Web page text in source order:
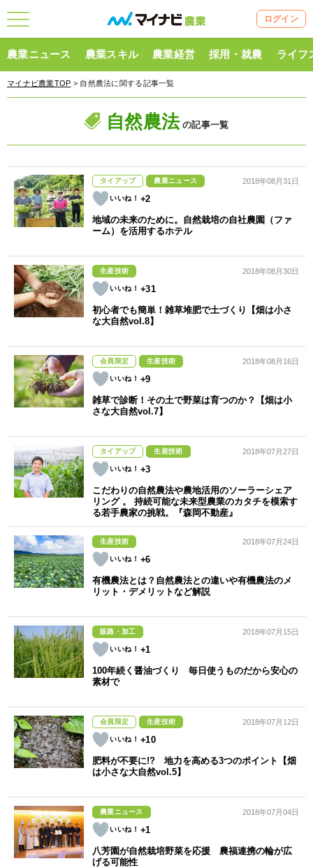
ログイン
農業ニュース 農業スキル 農業経営 採用・就農 ライフ
マイナビ農業TOP > 自然農法に関する記事一覧
自然農法 の記事一覧
タイアップ 農業ニュース
+2
2018年08月31日
地域の未来のために。自然栽培の自社農園（ファ
ーム）を活用するホテル
生産技術
+31
2018年08月30日
初心者でも簡単！雑草堆肥で土づくり【畑は小さ
な大自然vol.8】
会員限定 生産技術
+9
2018年08月16日
雑草で診断！その土で野菜は育つのか？【畑は小
さな大自然vol.7】
タイアップ 生産技術
+3
2018年07月27日
こだわりの自然農法や農地活用のソーラーシェア
リング 。 持続可能な未来型農業のカタチを模索す
る若手農家の挑戦。『森岡不動産』
生産技術
+6
2018年07月24日
有機農法とは？自然農法との違いや有機農法のメ
リット・デメリットなど解説
販路・加工
+1
2018年07月15日
100年続く醤油づくり 毎日使うものだから安心の
素材で
会員限定 生産技術
+10
2018年07月12日
肥料が不要に!? 地力を高める3つのポイント【畑
は小さな大自然vol.5】
農業ニュース
+1
2018年07月04日
八芳園が自然栽培野菜を応援 農福連携の輪が広
げる可能性